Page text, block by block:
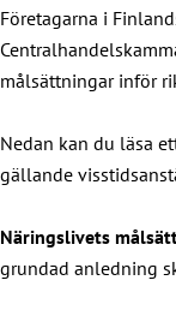
Företagarna i
målsättningar inför
Nedan kan du läsa
gällande
Näringslivets
grundad anledning